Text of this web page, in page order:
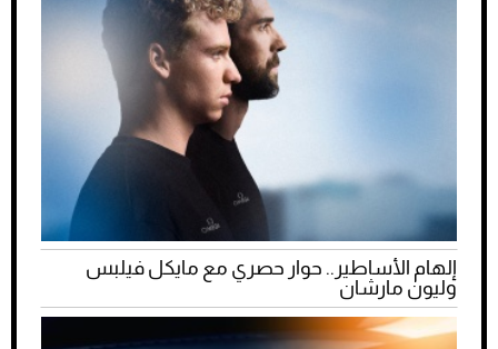
إلهام الأساطير.. حوار حصري مع مايكل فيلبس
وليون مارشان